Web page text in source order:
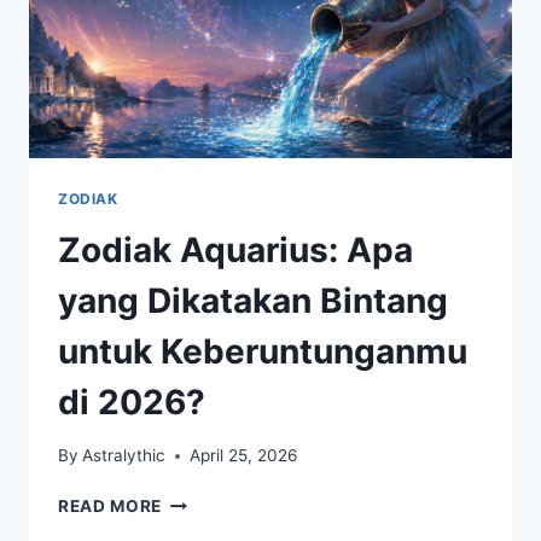
ZODIAK
Zodiak Aquarius: Apa
yang Dikatakan Bintang
untuk Keberuntunganmu
di 2026?
By Astralythic April 25, 2026
READ MORE ZODIAK